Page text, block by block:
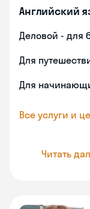
Английский
Деловой - для
Для
Для
Все услуги и
Читать